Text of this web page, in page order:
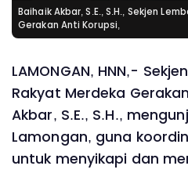
Baihaik Akbar, S.E., S.H., Sekjen
Gerakan Anti Korupsi,
LAMONGAN, HNN,-
Rakyat Merdeka
Akbar, S.E., S.H.,
Lamongan, guna
untuk menyikapi dan